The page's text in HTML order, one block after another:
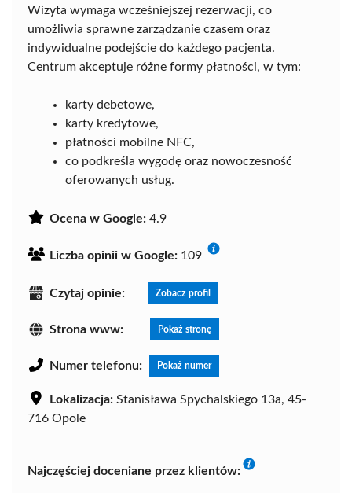
Wizyta wymaga wcześniejszej rezerwacji, co
umożliwia sprawne zarządzanie czasem oraz
indywidualne podejście do każdego pacjenta.
Centrum akceptuje różne formy płatności, w tym:
karty debetowe,
karty kredytowe,
płatności mobilne NFC,
co podkreśla wygodę oraz nowoczesność
oferowanych usług.
Ocena w Google: 4.9
Liczba opinii w Google: 109
Czytaj opinie: Zobacz profil
Strona www: Pokaż stronę
Numer telefonu: Pokaż numer
Lokalizacja: Stanisława Spychalskiego 13a, 45-
716 Opole
Najczęściej doceniane przez klientów: